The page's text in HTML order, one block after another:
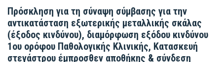
Πρόσκληση για τη σύναψη σύμβασης για την
αντικατάσταση εξωτερικής μεταλλικής σκάλας
(έξοδος κινδύνου), διαμόρφωση εξόδου κινδύνου
1ου ορόφου Παθολογικής Κλινικής, Κατασκευή
στεγάστρου έμπροσθεν αποθήκης & σύνδεση